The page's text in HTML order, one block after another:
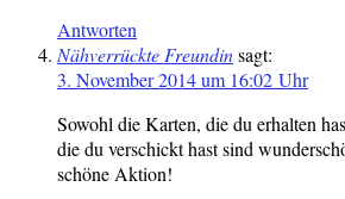
Antworten
Nähverrückte Freundinsagt:
3. November 2014 um 16:02 Uhr
Sowohl die Karten, die du erhalten
die du verschickt hast sind
schöne Aktion!